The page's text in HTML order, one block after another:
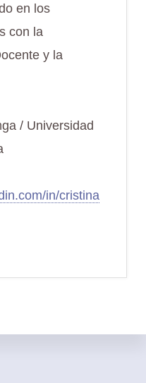
en los
con la
y la
/ Universidad
in/cristina